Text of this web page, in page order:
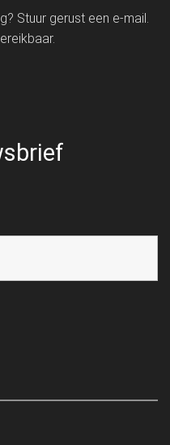
Stuur gerust een e-mail.